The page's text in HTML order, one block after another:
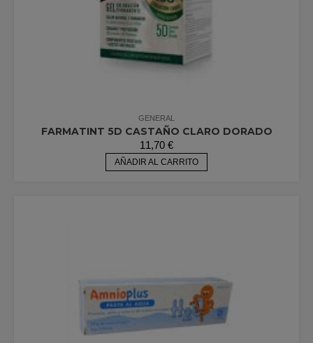
GENERAL
FARMATINT 5D CASTAÑO CLARO DORADO
11,70 €
AÑADIR AL CARRITO